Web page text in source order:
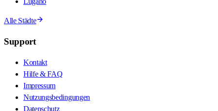
Alle Städte
Support
Kontakt
Hilfe & FAQ
Impressum
Nutzungsbedingungen
Datenschutz